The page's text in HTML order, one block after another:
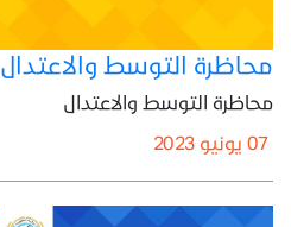
محاظرة التوسط والاعتدال
محاظرة التوسط والاعتدال